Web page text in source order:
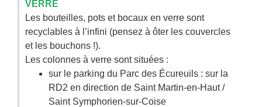
VERRE
Les bouteilles, pots et bocaux en verre sont
recyclables à l’infini (pensez à ôter les couvercles
et les bouchons !).
Les colonnes à verre sont situées :
sur le parking du Parc des Écureuils : sur la
RD2 en direction de Saint Martin-en-Haut /
Saint Symphorien-sur-Coise